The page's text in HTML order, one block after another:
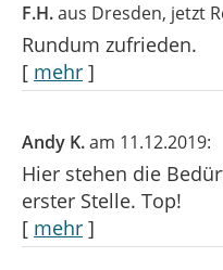
F.H.aus Dresden, jetzt
Rundum zufrieden.
[ mehr ]
Andy K.am 11.12.2019:
Hier stehen die
erster Stelle. Top!
[ mehr ]